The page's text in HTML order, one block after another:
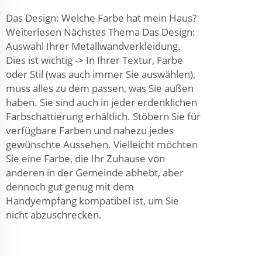
Das Design: Welche Farbe hat mein Haus?
Weiterlesen Nächstes Thema Das Design:
Auswahl Ihrer Metallwandverkleidung.
Dies ist wichtig -> In Ihrer Textur, Farbe
oder Stil (was auch immer Sie auswählen),
muss alles zu dem passen, was Sie außen
haben. Sie sind auch in jeder erdenklichen
Farbschattierung erhältlich. Stöbern Sie für
verfügbare Farben und nahezu jedes
gewünschte Aussehen. Vielleicht möchten
Sie eine Farbe, die Ihr Zuhause von
anderen in der Gemeinde abhebt, aber
dennoch gut genug mit dem
Handyempfang kompatibel ist, um Sie
nicht abzuschrecken.